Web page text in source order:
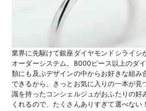
業界に先駆けて銀座ダイヤモンドシライシ
オーダーシステム。8000ピース以上のダ
類にも及ぶデザインの中からお好きな組み
できるから、きっとお気に入りの一本が見
識を持ったコンシェルジュがおふたりの好
くれるので、たくさんありすぎて選べない